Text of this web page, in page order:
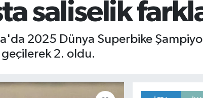
saliselik
2025 Dünya Superbike
geçilerek 2. oldu.